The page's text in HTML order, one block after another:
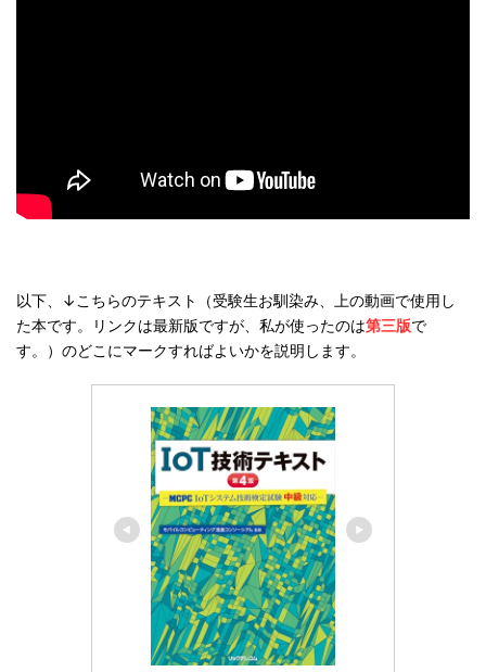
以下、↓こちらのテキスト（受験生お馴染み、上の動画で使用し
た本です。リンクは最新版ですが、私が使ったのは第三版で
す。）のどこにマークすればよいかを説明します。